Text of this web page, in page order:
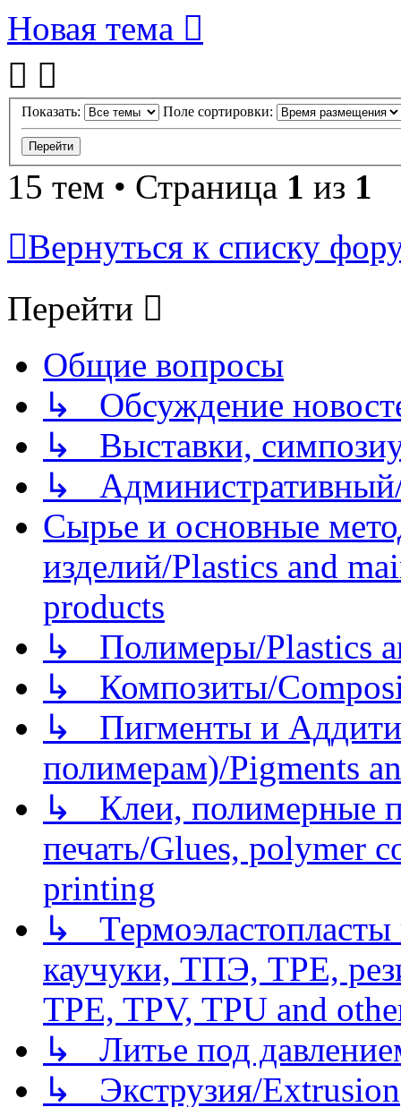
Новая тема
Показать: Поле сортировки:
15 тем • Страница 1 из 1
Вернуться к списку
Перейти
Общие вопросы
↳ Обсуждение
↳ Выставки,
↳
Сырье и основные
изделий/Plastics and
products
↳ Полимеры/Plastics
↳ Композиты/
↳ Пигменты и
полимерам)/Pigments
↳ Клеи, полимерные
печать/Glues, polymer
printing
↳
каучуки, ТПЭ, TPE,
TPE, TPV, TPU and
↳ Литье под
↳ Экструзия/Extrusion